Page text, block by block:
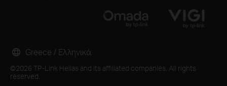
©2026 TP-Link Hellas and its affiliated companies. All rights
reserved.
Greece / Ελληνικά